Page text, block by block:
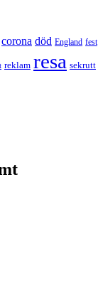
corona död England fest
reklam resa sekrutt